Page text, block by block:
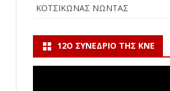
ΚΟΤΣΙΚΩΝΑΣ ΝΩΝΤΑΣ
12Ο ΣΥΝΈΔΡΙΟ ΤΗΣ ΚΝΕ